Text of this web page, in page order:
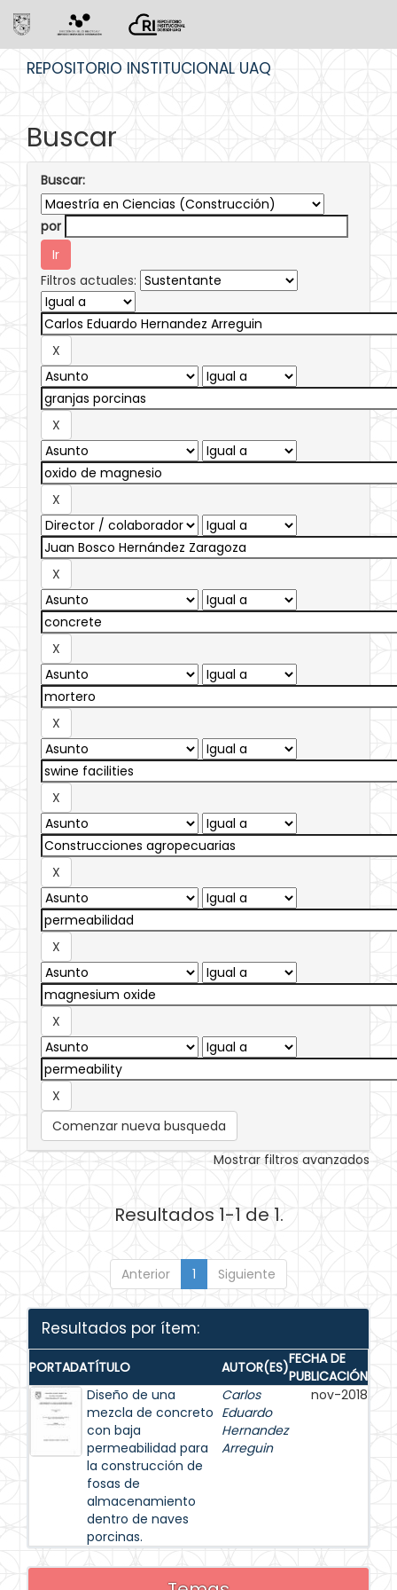
REPOSITORIO INSTITUCIONAL UAQ
Buscar
Buscar:
por
Filtros actuales:
Comenzar nueva busqueda
Mostrar filtros avanzados
Resultados 1-1 de 1.
Anterior 1 Siguiente
Resultados por ítem:
PORTADATÍTULO AUTOR(ES)FECHA DE
PUBLICACIÓN
Diseño de una
mezcla de concreto
con baja
permeabilidad para
la construcción de
fosas de
almacenamiento
dentro de naves
porcinas.
Carlos
Eduardo
Hernandez
Arreguin
nov-2018